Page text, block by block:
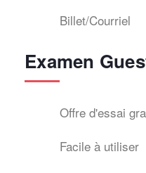
Billet/Courriel
Examen
Offre d'essai
Facile à utiliser